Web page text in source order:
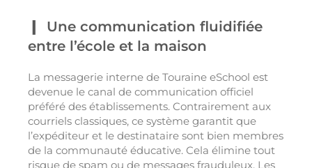
Une communication fluidifiée
entre l’école et la maison
La messagerie interne de Touraine eSchool est
devenue le canal de communication officiel
préféré des établissements. Contrairement aux
courriels classiques, ce système garantit que
l’expéditeur et le destinataire sont bien membres
de la communauté éducative. Cela élimine tout
risque de spam ou de messages frauduleux. Les